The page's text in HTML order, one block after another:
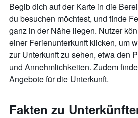
Begib dich auf der Karte in die
du besuchen möchtest, und finde
ganz in der Nähe liegen. Nutzer
einer Ferienunterkunft klicken, um
zur Unterkunft zu sehen, etwa den
und Annehmlichkeiten. Zudem
Angebote für die Unterkunft.
Fakten zu